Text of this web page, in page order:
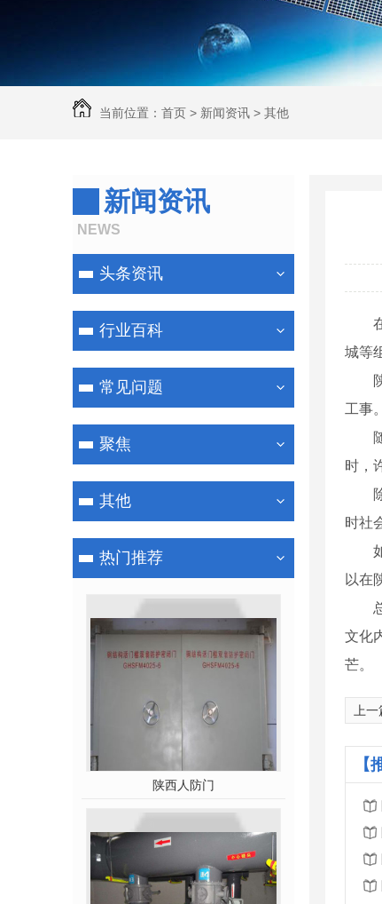
当前位置： 首页 > 新闻资讯 > 其他
新闻资讯
NEWS
头条资讯
行业百科
常见问题
聚焦
其他
热门推荐
陕西人防门
城等
工事
时，
时社
以在
文化
芒。
上一
【